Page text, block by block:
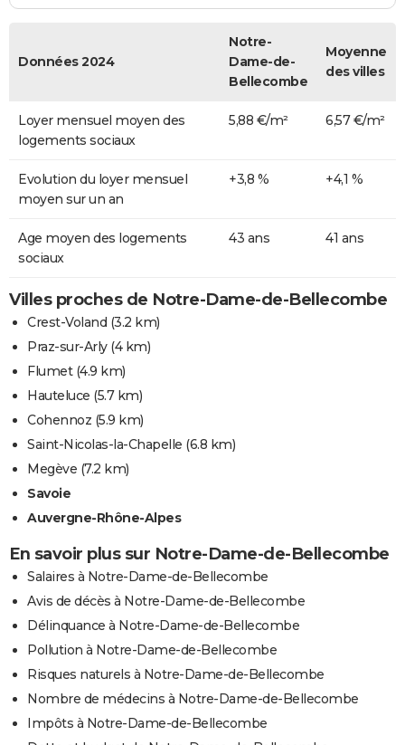
Données 2024
Notre-
Dame-de-
Bellecombe
Moyenne
des villes
Loyer mensuel moyen des
logements sociaux
5,88 €/m² 6,57 €/m²
Evolution du loyer mensuel
moyen sur un an
+3,8 % +4,1 %
Age moyen des logements
sociaux
43 ans 41 ans
Villes proches de Notre-Dame-de-Bellecombe
Crest-Voland (3.2 km)
Praz-sur-Arly(4 km)
Flumet(4.9 km)
Hauteluce (5.7 km)
Cohennoz (5.9 km)
Saint-Nicolas-la-Chapelle (6.8 km)
Megève (7.2 km)
Savoie
Auvergne-Rhône-Alpes
En savoir plus sur Notre-Dame-de-Bellecombe
Salaires à Notre-Dame-de-Bellecombe
Avis de décès à Notre-Dame-de-Bellecombe
Délinquance à Notre-Dame-de-Bellecombe
Pollution à Notre-Dame-de-Bellecombe
Risques naturels à Notre-Dame-de-Bellecombe
Nombre de médecins à Notre-Dame-de-Bellecombe
Impôts à Notre-Dame-de-Bellecombe